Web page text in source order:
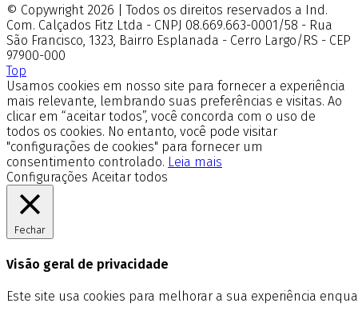
© Copywright 2026 | Todos os direitos reservados a Ind.
Com. Calçados Fitz Ltda - CNPJ 08.669.663-0001/58 - Rua
São Francisco, 1323, Bairro Esplanada - Cerro Largo/RS - CEP
97900-000
Top
Usamos cookies em nosso site para fornecer a experiência
mais relevante, lembrando suas preferências e visitas. Ao
clicar em “aceitar todos”, você concorda com o uso de
todos os cookies. No entanto, você pode visitar
"configurações de cookies" para fornecer um
consentimento controlado. Leia mais
Configurações Aceitar todos
Fechar
Visão geral de privacidade
Este site usa cookies para melhorar a sua experiência